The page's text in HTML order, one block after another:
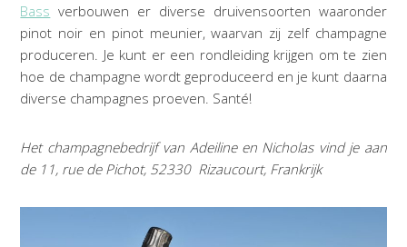
Bass verbouwen er diverse druivensoorten waaronder
pinot noir en pinot meunier, waarvan zij zelf champagne
produceren. Je kunt er een rondleiding krijgen om te zien
hoe de champagne wordt geproduceerd en je kunt daarna
diverse champagnes proeven. Santé!
Het champagnebedrijf van Adeiline en Nicholas vind je aan
de 11, rue de Pichot, 52330 Rizaucourt, Frankrijk